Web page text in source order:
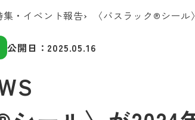
集・イベント報告 〈バスラック®シー
公開日： 2025.05.16